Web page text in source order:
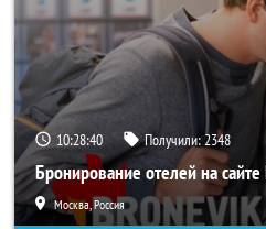
10:28:37 Получили:2348
Бронирование отелей на
Москва, Россия